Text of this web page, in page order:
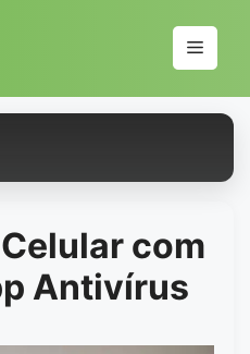
Menu
com
Antivírus